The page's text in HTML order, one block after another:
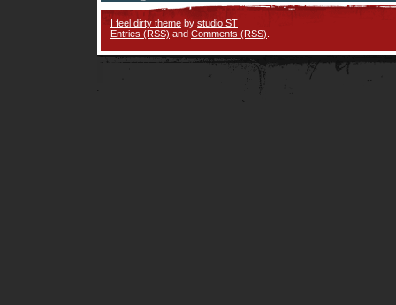
I feel dirty theme by studio ST
Entries (RSS) and Comments (RSS)